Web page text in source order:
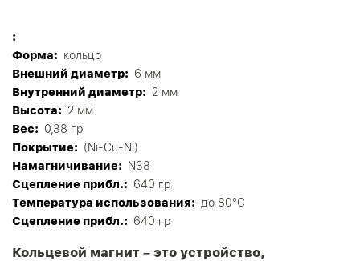
:
Форма: кольцо
Внешний диаметр: 6 мм
Внутренний диаметр: 2 мм
Высота: 2 мм
Вес: 0,38 гр
Покрытие: (Ni-Cu-Ni)
Намагничивание:
N38
Сцепление прибл.: 640 гр
Tемпература использования: до 80°C
Сцепление прибл.: 640 гр
Кольцевой магнит – это устройство,